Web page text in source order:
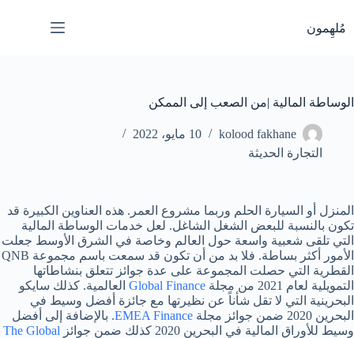
إلى
المحتوى
مُلهِمون
الوساطة المالية |من الصعب إلى الممكن
kolood fakhane
10 مايو، 2022
التجارة الحديثة
المنزل أو السيارة الحلم وربما مشروع العمر. هذه العناوين الكبيرة قد
تكون بالنسبة للبعض الشغل الشاغل. لعل خدمات الوساطة المالية
التي تلقى شعبية واسعة حول العالم وخاصة في الشرق الأوسط جعلت
الأمور أكثر بساطة. فلا بد من أن تكون قد سمعت باسم مجموعة QNB
القطرية التي حصلت المجموعة على عدة جوائز تتعلق بنشاطاتها
التمويلية لعام 2021 من مجلة
Global Finance العالمية. كذلك سايكو
البحرينية التي لا تقل شأناً عن نظيرتها مع جائزة أفضل وسيط في
البحرين 2020 ضمن جوائز مجلة
EMEA Finance. بالإضافة إلى أفضل
وسيط للأوراق المالية في البحرين 2020 كذلك ضمن جوائز
The Global